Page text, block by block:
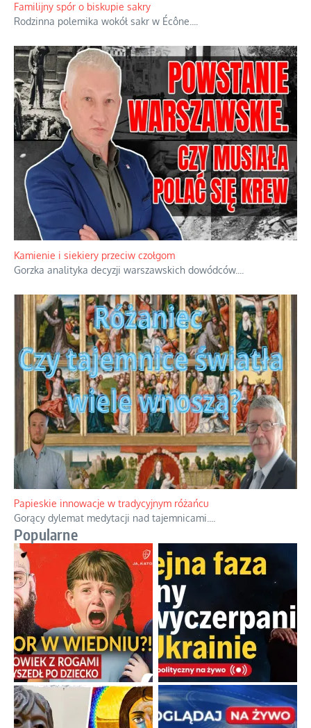
Familijny spór o biskupie sakry
Rodzinna polemika wokół sakr w Écône.
Kamienie i siekiery przeciw czołgom
Gorzka analityka decyzji warszawskich dowódców.
Papieskie innowacje w tradycyjnym różańcu
Gorący dylemat medytacji nad tajemnicami.
Popularne